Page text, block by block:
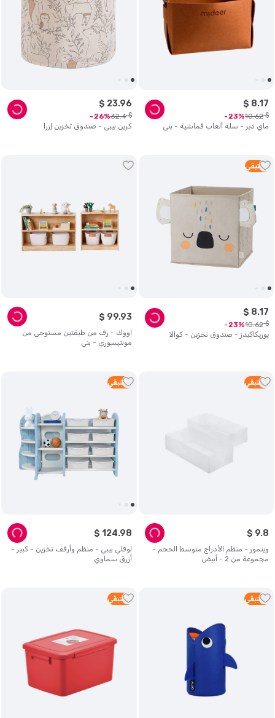
ماي دير - سلة ألعاب قماشية - بني
$ 8.17
$
10.62
23
كرين بيبي - صندوق تخزين إزرا
$ 23.96
$
32.4
26
5 متبقي
يوريكاكيدز - صندوق تخزين - كوالا
$ 8.17
$
10.62
23
اووك - رف من طبقتين مستوحى من
مونتيسوري - بني
$ 99.93
2 متبقي
ويتمور - منظم الأدراج متوسط الحجم -
مجموعة من 2 - أبيض
$ 9.8
2 متبقي
لوفلي بيبي - منظم وأرفف تخزين - كبير -
أزرق سماوي
$ 124.98
2 متبقي 2 متبقي